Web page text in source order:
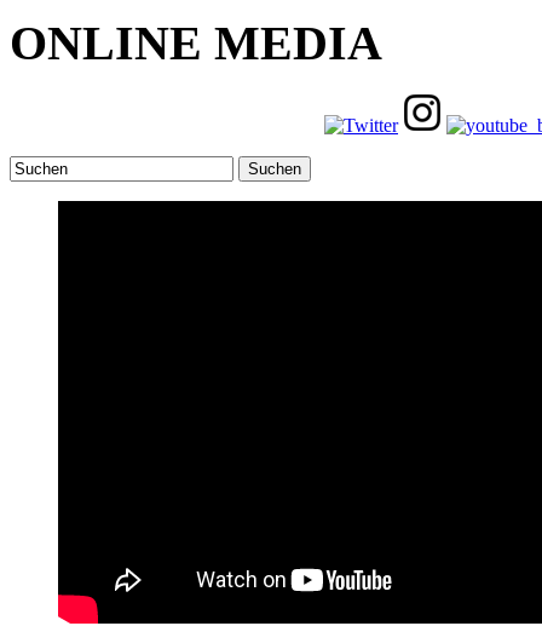
ONLINE MEDIA
Suchen